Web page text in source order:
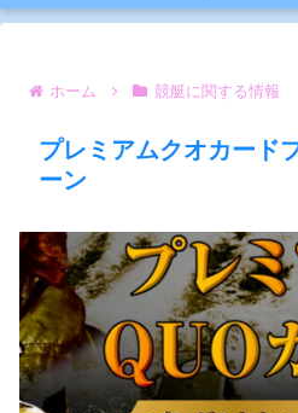
ホーム 競艇に関する情報
プレミアムクオカード
ーン